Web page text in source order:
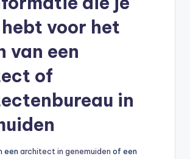
voor het
van een
of
in
een architect in genemuiden of een